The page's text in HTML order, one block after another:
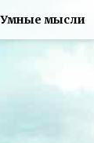
Умные мысли